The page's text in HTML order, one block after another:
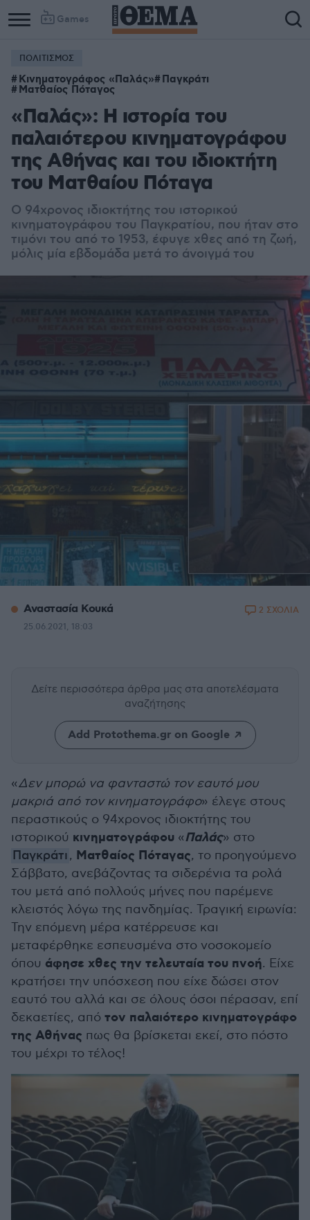
Games
ΠΟΛΙΤΙΣΜΟΣ
Κινηματογράφος «Παλάς» Παγκράτι
Ματθαίος Πόταγος
«Παλάς»: H ιστορία του
παλαιότερου κινηματογράφου
της Αθήνας και του ιδιοκτήτη
του Ματθαίου Πόταγα
Ο 94χρονος ιδιοκτήτης του ιστορικού
κινηματογράφου του Παγκρατίου, που ήταν στο
τιμόνι του από το 1953, έφυγε χθες από τη ζωή,
μόλις μία εβδομάδα μετά το άνοιγμά του
Αναστασία Κουκά
25.06.2021, 18:03
2 ΣΧΟΛΙΑ
Δείτε περισσότερα άρθρα μας στα αποτελέσματα
αναζήτησης
Add Protothema.gr on Google
«Δεν μπορώ να φανταστώ τον εαυτό μου
μακριά από τον κινηματογράφο» έλεγε στους
περαστικούς ο 94χρονος ιδιοκτήτης του
ιστορικού κινηματογράφου «Παλάς» στο
Παγκράτι, Ματθαίος Πόταγας, το προηγούμενο
Σάββατο, ανεβάζοντας τα σιδερένια τα ρολά
του μετά από πολλούς μήνες που παρέμενε
κλειστός λόγω της πανδημίας. Τραγική ειρωνία:
Την επόμενη μέρα κατέρρευσε και
μεταφέρθηκε εσπευσμένα στο νοσοκομείο
όπου άφησε χθες την τελευταία του πνοή. Είχε
κρατήσει την υπόσχεση που είχε δώσει στον
εαυτό του αλλά και σε όλους όσοι πέρασαν, επί
δεκαετίες, από τον παλαιότερο κινηματογράφο
της Αθήνας πως θα βρίσκεται εκεί, στο πόστο
του μέχρι το τέλος!